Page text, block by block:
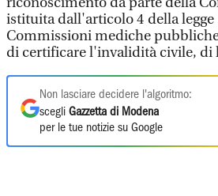
istituita dall'articolo 4 della
Commissioni mediche
di certificare l'invalidità civile, di
Non lasciare decidere l'algoritmo:
scegli Gazzetta di Modena
per le tue notizie su Google